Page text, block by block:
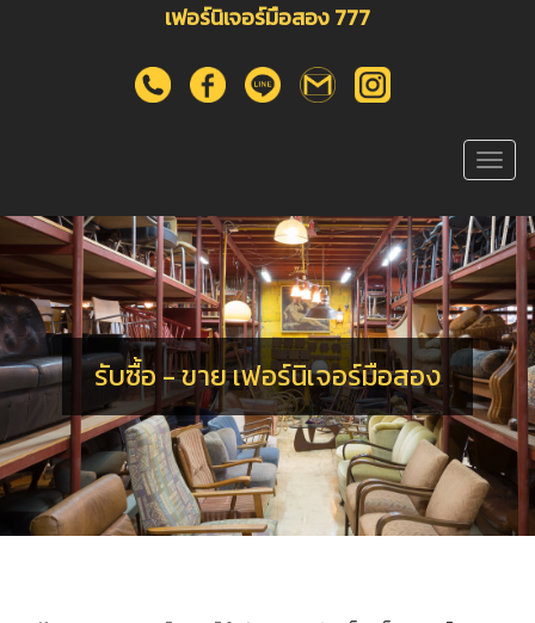
เฟอร์นิเจอร์มือสอง 777
ร
น
เ
จ
อ
ร
รับซื้อ - ขาย เฟอร์นิเจอร์มือสอง